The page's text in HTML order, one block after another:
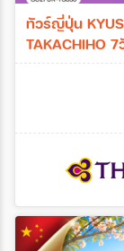
ทัวร์ญี่ปุ่น